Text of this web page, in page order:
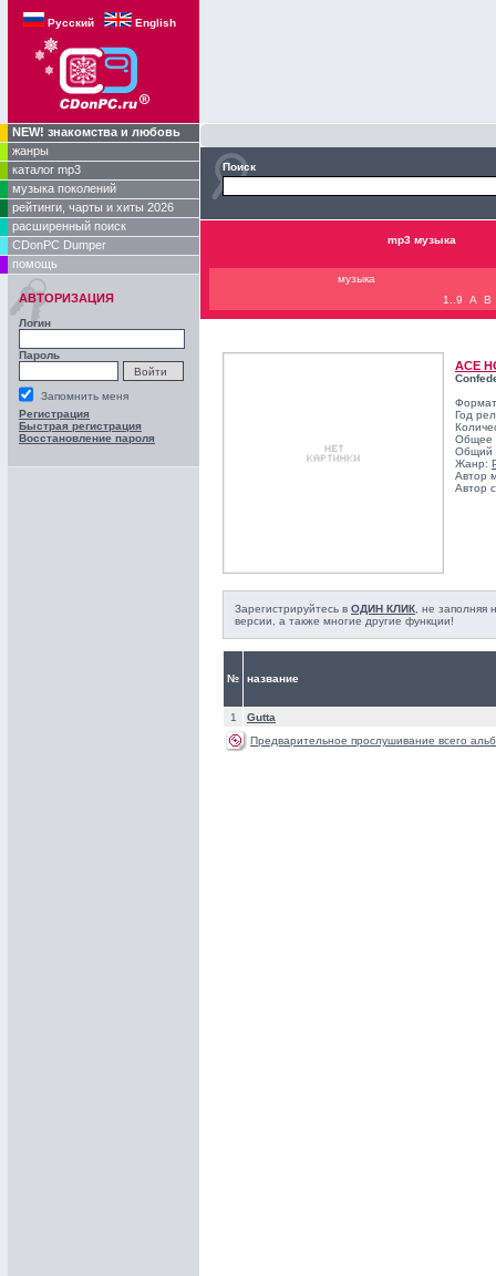
Русский English
NEW! знакомства и любовь
жанры
каталог mp3
музыка поколений
рейтинги, чарты и хиты 2026
расширенный поиск
CDonPC Dumper
помощь
АВТОРИЗАЦИЯ
Логин
Пароль
Запомнить меня
Регистрация
Быстрая регистрация
Восстановление пароля
Поиск
mp3 музыка
музыка
1..9
A B
ACE
Год
Общее
Общий
Жанр:
Автор
Автор
Зарегистрируйтесь в ОДИН КЛИК , не
версии, а также многие другие функции!
№ название
1
Gutta
Предварительное прослушивание всего